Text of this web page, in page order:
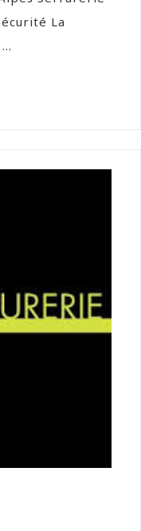
La